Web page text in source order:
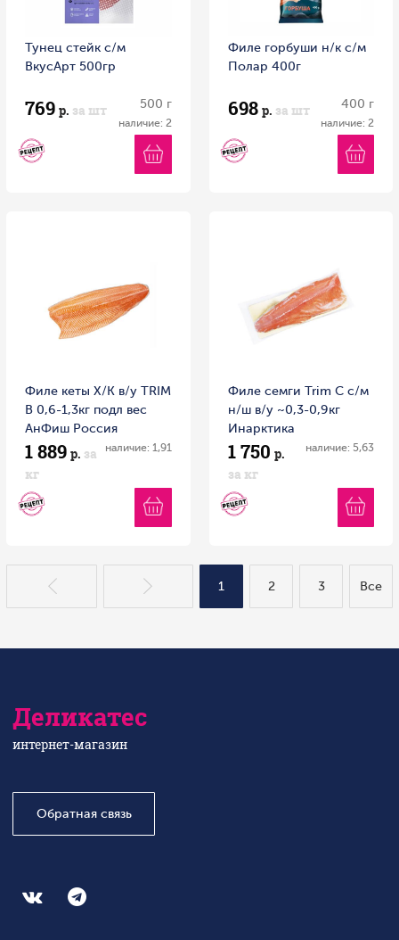
Тунец стейк с/м
ВкусАрт 500гр
769 р. за шт 500 г
наличие: 2
Филе горбуши н/к с/м
Полар 400г
698 р. за шт 400 г
наличие: 2
Филе кеты Х/К в/у TRIM
В 0,6-1,3кг подл вес
АнФиш Россия
1 889 р. за
кг
наличие: 1,91
Филе семги Trim C с/м
н/ш в/у ~0,3-0,9кг
Инарктика
1 750 р.
за кг
наличие: 5,63
1 2 3 Все
Деликатес
интернет-магазин
Обратная связь